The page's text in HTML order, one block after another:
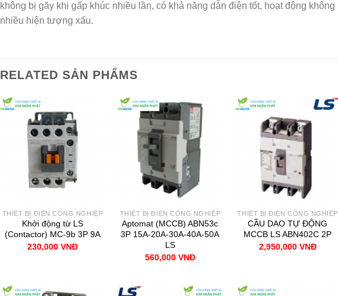
không bị gãy khi gấp khúc nhiều lần, có khả năng dẫn điện tốt, hoạt động
nhiều hiện tượng xấu.
RELATED SẢN PHẨMS
THIẾT BỊ ĐIỆN CÔNG NGHIỆP
Khởi động từ LS
(Contactor) MC-9b 3P 9A
230,000 VNĐ
THIẾT BỊ ĐIỆN CÔNG NGHIỆP
Aptomat (MCCB) ABN53c
3P 15A-20A-30A-40A-50A
LS
560,000 VNĐ
THIẾT BỊ ĐIỆN CÔNG NGHIỆP
CẦU DAO TỰ ĐỘNG
MCCB LS ABN402C 2P
2,950,000 VNĐ